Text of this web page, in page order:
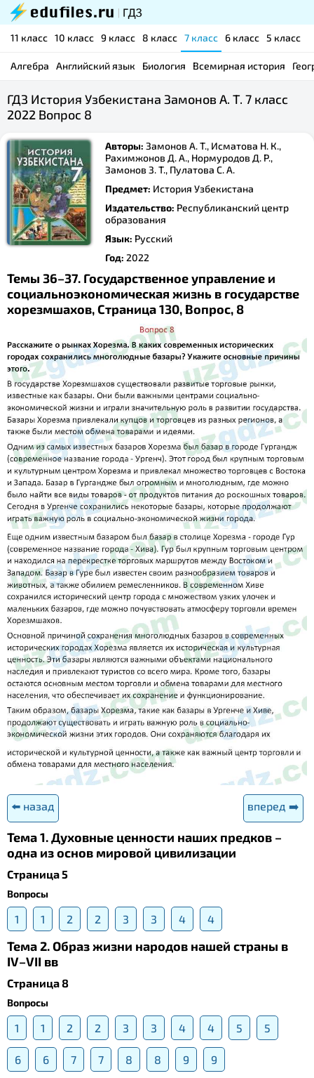
11 класс 10 класс 9 класс 8 класс 7 класс 6 класс 5 класс
Алгебра Английский язык Биология Всемирная история
ГДЗ История Узбекистана Замонов А. Т. 7 класс
2022 Вопрос 8
Авторы: Замонов А. Т., Исматова Н. К.,
Рахимжонов Д. А., Нормуродов Д. Р.,
Замонов З. Т., Пулатова С. А.
Предмет: История Узбекистана
Издательство: Республиканский центр
образования
Язык: Русский
Год: 2022
Темы 36–37. Государственное управление и
социальноэкономическая жизнь в государстве
хорезмшахов, Страница 130, Вопрос, 8
⬅️ назад вперед ➡️
Тема 1. Духовные ценности наших предков –
одна из основ мировой цивилизации
Страница 5
Вопросы
1 1 2 2 3 3 4 4
Тема 2. Образ жизни народов нашей страны в
IV–VII вв
Страница 8
Вопросы
1 1 2 2 3 3 4 4 5 5
6 6 7 7 8 8 9 9